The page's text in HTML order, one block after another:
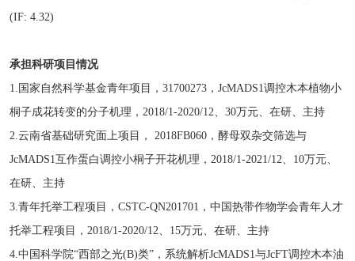
(IF: 4.32)
承担科研项目情况
1.国家自然科学基金青年项目，31700273，JcMADS1调控木本植物小
桐子成花转变的分子机理，2018/1-2020/12、30万元、在研、主持
2.云南省基础研究面上项目， 2018FB060，酵母双杂交筛选与
JcMADS1互作蛋白调控小桐子开花机理，2018/1-2021/12、10万元、
在研、主持
3.青年托举工程项目，CSTC-QN201701，中国热带作物学会青年人才
托举工程项目，2018/1-2020/12、15万元、在研、主持
4.中国科学院“西部之光(B)类”，系统解析JcMADS1与JcFT调控木本油